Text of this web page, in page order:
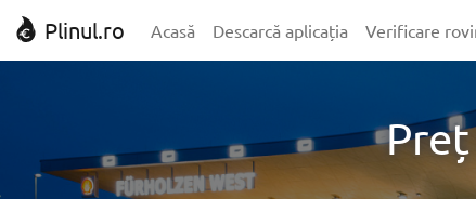
Plinul.ro Acasă Descarcă aplicația Verificare